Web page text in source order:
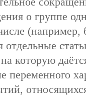
о группе
на которую